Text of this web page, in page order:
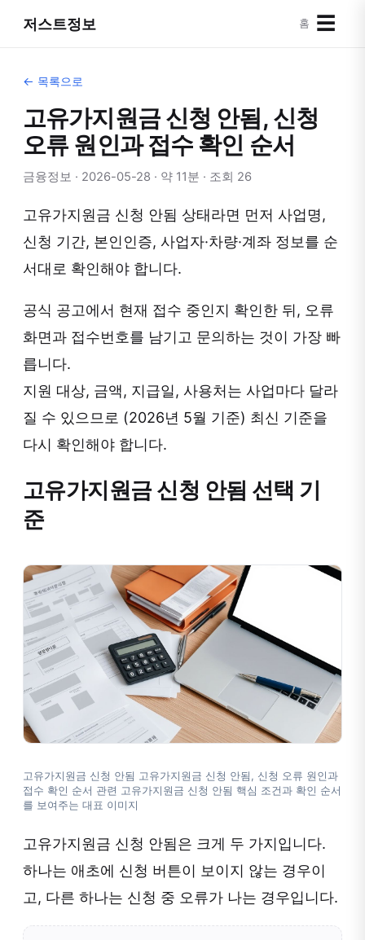
저스트정보 홈 ☰
← 목록으로
고유가지원금 신청 안됨, 신청
오류 원인과 접수 확인 순서
금융정보 · 2026-05-28 · 약 11분 · 조회 26
고유가지원금 신청 안됨 상태라면 먼저 사업명,
신청 기간, 본인인증, 사업자·차량·계좌 정보를 순
서대로 확인해야 합니다.
공식 공고에서 현재 접수 중인지 확인한 뒤, 오류
화면과 접수번호를 남기고 문의하는 것이 가장 빠
릅니다.
지원 대상, 금액, 지급일, 사용처는 사업마다 달라
질 수 있으므로 (2026년 5월 기준) 최신 기준을
다시 확인해야 합니다.
고유가지원금 신청 안됨 선택 기
준
고유가지원금 신청 안됨 고유가지원금 신청 안됨, 신청 오류 원인과
접수 확인 순서 관련 고유가지원금 신청 안됨 핵심 조건과 확인 순서
를 보여주는 대표 이미지
고유가지원금 신청 안됨은 크게 두 가지입니다.
하나는 애초에 신청 버튼이 보이지 않는 경우이
고, 다른 하나는 신청 중 오류가 나는 경우입니다.